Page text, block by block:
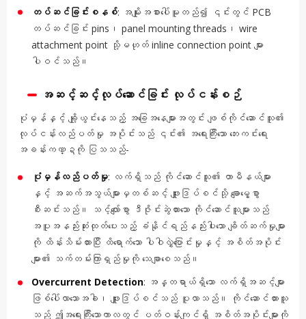
တပ်ဆင်ခြင်းစနစ်: အမျိုးအစားပေါ်မူတည်၍ ၎င်းတွင် PCB
တပ်ဆင်ခြင်း pins၊ panel mounting threads၊ wire
attachment point သို့မဟုတ် inline connection point များ
ပါဝင်သည်။
အဆင့်ဆင့်လုပ်ဆောင်ခြင်း လုပ်ငန်းစဉ်
ပုံမှန်နှင့် ချို့ယွင်းနေသည့် အခြေအနေများအတွင်း ဖျစ်ကိုင်ဆောင်သူ၏
လုပ်ငန်းလည်ပတ်မှု အပိုင်းသည် ၎င်း၏ အရေးကြီးသော ဘေးကင်းရေး
အခန်းကဏ္ဍကို ပြသသည်-
ပုံမှန်လည်ပတ်မှု: လက်ရှိသည် ကိုင်ဆောင်သူ၏ တာမီနယ်များ
နှင့် အဆက်အသွယ်များမှတစ်ဆင့် ဖျူးဒြပ်စင်သို့ ချောမွေ့စွာ
စီးဆင်းသည်။ သင့်လျော်စွာ ဒီဇိုင်းဆွဲထားသော ကိုင်ဆောင်သူများသည်
အပူအနည်းဆုံးထုတ်ပေးသည့် ခံနိုင်ရည်နည်းပါးသော ချိတ်ဆက်မှုများ
ကို ထိန်းသိမ်းထားပြီး ထိရောက်သော ပါဝါလွှဲပြောင်းမှုနှင့် အစိတ်အပိုင်း
များ၏ သက်တမ်းကြာရှည်မှုကို သေချာစေသည်။
Overcurrent Detection: အန္တရာယ်ရှိသော လက်ရှိအဆင့်များ
ဖြစ်ပေါ်လာသောအခါ၊ ဖျူးဒြပ်စင်သည် ပူလာသည်။ ကိုင်ဆောင်ထားသူ
သည် ဤအရေးကြီးသောကာလတွင် ပတ်ဝန်းကျင်ရှိ အစိတ်အပိုင်းများကို